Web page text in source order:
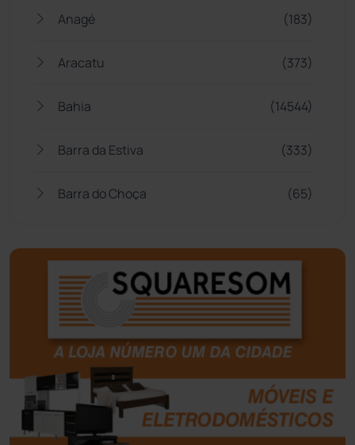
Anagé (183)
Aracatu (373)
Bahia (14544)
Barra da Estiva (333)
Barra do Choça (65)
Bom Jesus da Lapa (505)
Boquira (152)
Botuporã
Brasil (7679)